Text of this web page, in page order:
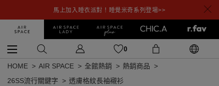
馬上加入睡衣派對！睡覺米奇系列登場>>
0
HOME AIR SPACE 全館熱銷
熱銷商品
26SS流行關鍵字
透膚格紋長袖襯衫